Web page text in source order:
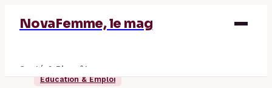
NovaFemme, le mag
Santé & Bien-être
Éducation & Emploi